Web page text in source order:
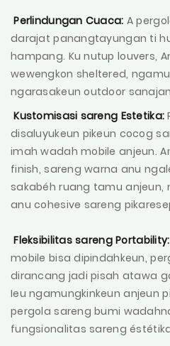
Perlindungan Cuaca: A
darajat panangtayungan ti
hampang. Ku nutup louvers,
wewengkon sheltered,
ngarasakeun outdoor
Kustomisasi sareng Estetika:
disaluyukeun pikeun cocog
imah wadah mobile anjeun.
finish, sareng warna anu
sakabéh ruang tamu anjeun,
anu cohesive sareng
Fleksibilitas sareng Portability:
mobile bisa dipindahkeun,
dirancang jadi pisah atawa
Ieu ngamungkinkeun anjeun
pergola sareng bumi
fungsionalitas sareng